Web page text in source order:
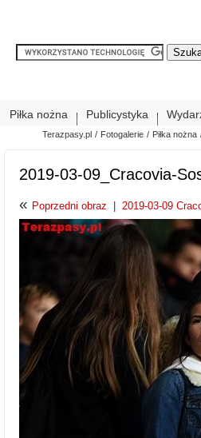
Piłka nożna Publicystyka
Terazpasy.pl / Fotogalerie / Piłka nożna
2019-03-09_Cracovia-
« Poprzedni obraz 2019-03-09